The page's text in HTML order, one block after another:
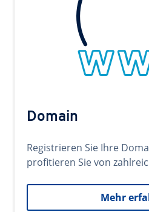
Domain
Registrieren Sie Ihre
profitieren Sie von
Mehr